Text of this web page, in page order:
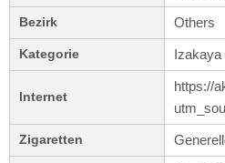
Bezirk Others
Kategorie Izakaya
Internet
https://
Zigaretten